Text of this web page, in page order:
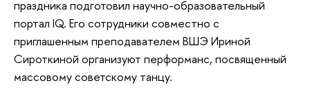
праздника подготовил научно-образовательный
портал IQ. Его сотрудники совместно с
приглашенным преподавателем ВШЭ Ириной
Сироткиной организуют перформанс, посвященный
массовому советскому танцу.